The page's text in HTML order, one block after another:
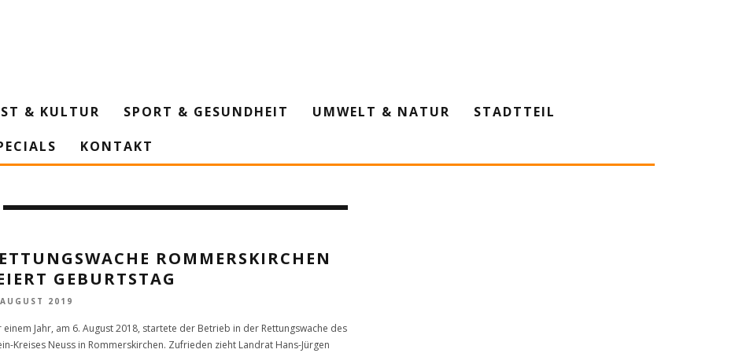
& KULTUR SPORT & GESUNDHEIT UMWELT & NATUR
STADTTEIL
KONTAKT
ROMMERSKIRCHEN
GEBURTSTAG
2019
einem Jahr, am 6. August 2018, startete der Betrieb in der Rettungswache des
Kreises Neuss in Rommerskirchen. Zufrieden zieht Landrat Hans-Jürgen